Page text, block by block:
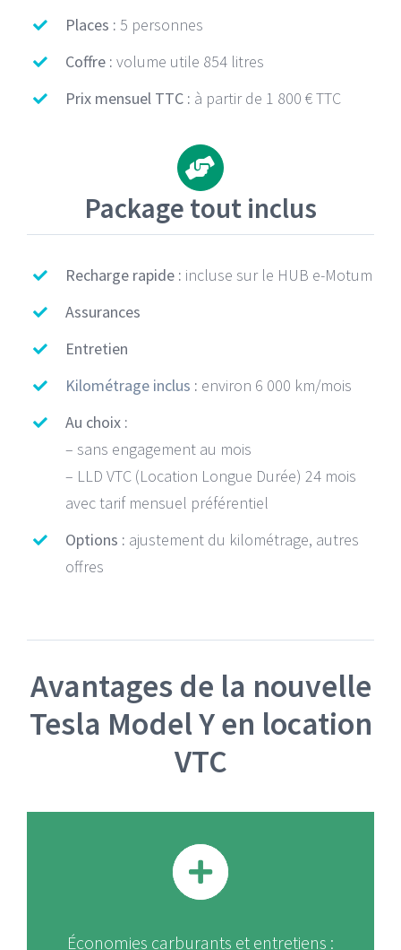
Places : 5 personnes
Coffre : volume utile 854 litres
Prix mensuel TTC : à partir de 1 800 € TTC
Package tout inclus
Recharge rapide : incluse sur le HUB e-Motum
Assurances
Entretien
Kilométrage inclus : environ 6 000 km/mois
Au choix :
– sans engagement au mois
– LLD VTC (Location Longue Durée) 24 mois
avec tarif mensuel préférentiel
Options : ajustement du kilométrage, autres
offres
Avantages de la nouvelle
Tesla Model Y en location
VTC
Économies carburants et entretiens :